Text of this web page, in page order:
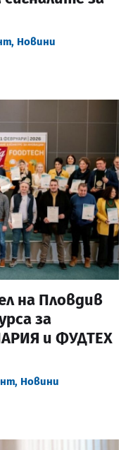
, Новини
на Пловдив
за
и ФУДТЕХ
, Новини